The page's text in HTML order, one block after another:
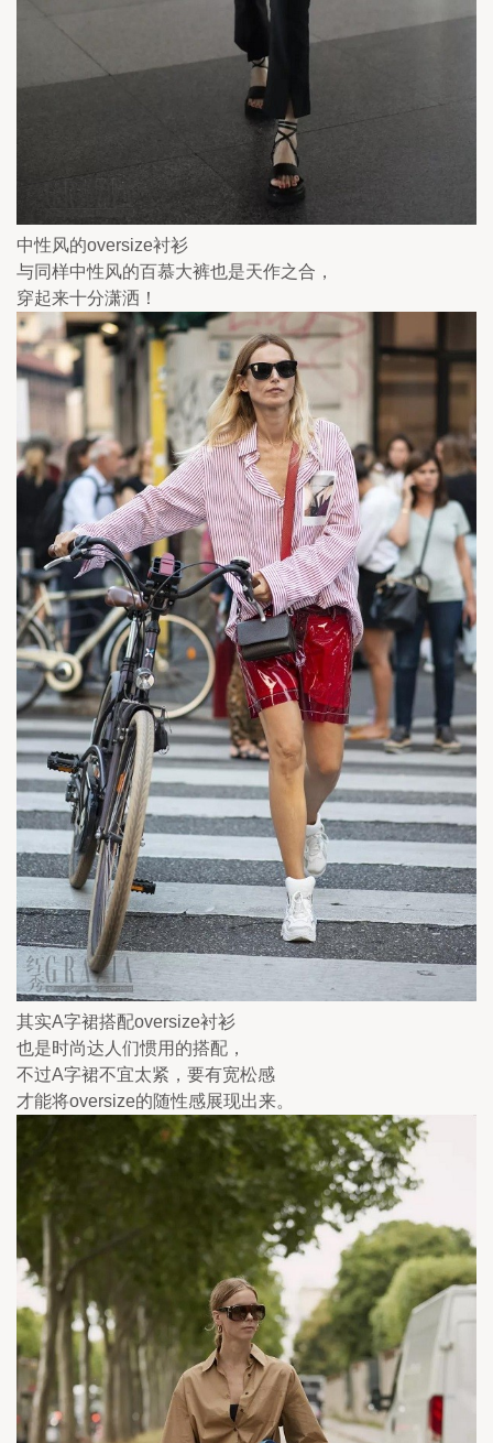
中性风的oversize衬衫
与同样中性风的百慕大裤也是天作之合，
穿起来十分潇洒！
其实A字裙搭配oversize衬衫
也是时尚达人们惯用的搭配，
不过A字裙不宜太紧，要有宽松感
才能将oversize的随性感展现出来。